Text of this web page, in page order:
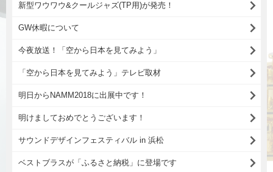
新型ワウワウ&クールジャズ(TP用)が発売！
GW休暇について
今夜放送！「空から日本を見てみよう」
「空から日本を見てみよう」テレビ取材
明日からNAMM2018に出展中です！
明けましておめでとうございます！
サウンドデザインフェスティバル in 浜松
ベストブラスが「ふるさと納税」に登場です